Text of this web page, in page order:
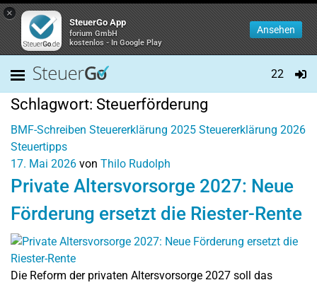
×
SteuerGo App
forium GmbH
kostenlos - In Google Play
Ansehen
22
Schlagwort: Steuerförderung
BMF-Schreiben Steuererklärung 2025 Steuererklärung 2026
Steuertipps
17. Mai 2026 von Thilo Rudolph
Private Altersvorsorge 2027: Neue
Förderung ersetzt die Riester-Rente
Die Reform der privaten Altersvorsorge 2027 soll das